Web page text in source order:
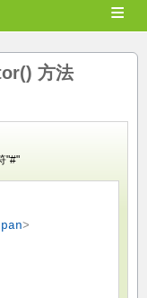
≡
方法
"#"
>